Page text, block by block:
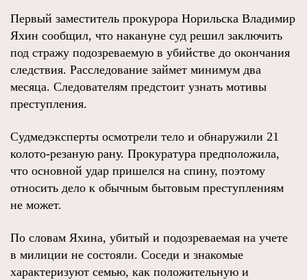
Первый заместитель прокурора Норильска Владимир
Яхин сообщил, что накануне суд решил заключить
под стражу подозреваемую в убийстве до окончания
следствия. Расследование займет минимум два
месяца. Следователям предстоит узнать мотивы
преступления.
Судмедэксперты осмотрели тело и обнаружили 21
колото-резаную рану. Прокуратура предположила,
что основной удар пришелся на спину, поэтому
относить дело к обычным бытовым преступлениям
не может.
По словам Яхина, убитый и подозреваемая на учете
в милиции не состояли. Соседи и знакомые
характеризуют семью, как положительную и